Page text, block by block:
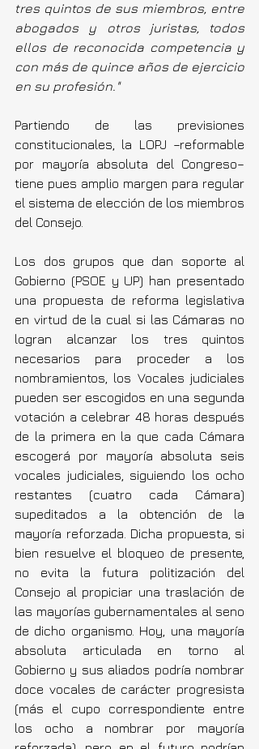
tres quintos de sus miembros, entre
abogados y otros juristas, todos
ellos de reconocida competencia y
con más de quince años de ejercicio
en su profesión."
Partiendo de las previsiones
constitucionales, la LOPJ –reformable
por mayoría absoluta del Congreso–
tiene pues amplio margen para regular
el sistema de elección de los miembros
del Consejo.
Los dos grupos que dan soporte al
Gobierno (PSOE y UP) han presentado
una propuesta de reforma legislativa
en virtud de la cual si las Cámaras no
logran alcanzar los tres quintos
necesarios para proceder a los
nombramientos, los Vocales judiciales
pueden ser escogidos en una segunda
votación a celebrar 48 horas después
de la primera en la que cada Cámara
escogerá por mayoría absoluta seis
vocales judiciales, siguiendo los ocho
restantes (cuatro cada Cámara)
supeditados a la obtención de la
mayoría reforzada. Dicha propuesta, si
bien resuelve el bloqueo de presente,
no evita la futura politización del
Consejo al propiciar una traslación de
las mayorías gubernamentales al seno
de dicho organismo. Hoy, una mayoría
absoluta articulada en torno al
Gobierno y sus aliados podría nombrar
doce vocales de carácter progresista
(más el cupo correspondiente entre
los ocho a nombrar por mayoría